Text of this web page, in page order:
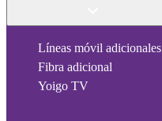
Líneas móvil adicionales
Fibra adicional
Yoigo TV